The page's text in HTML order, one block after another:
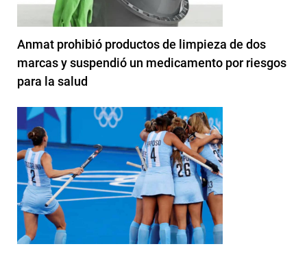
Anmat prohibió productos de limpieza de dos
marcas y suspendió un medicamento por riesgos
para la salud